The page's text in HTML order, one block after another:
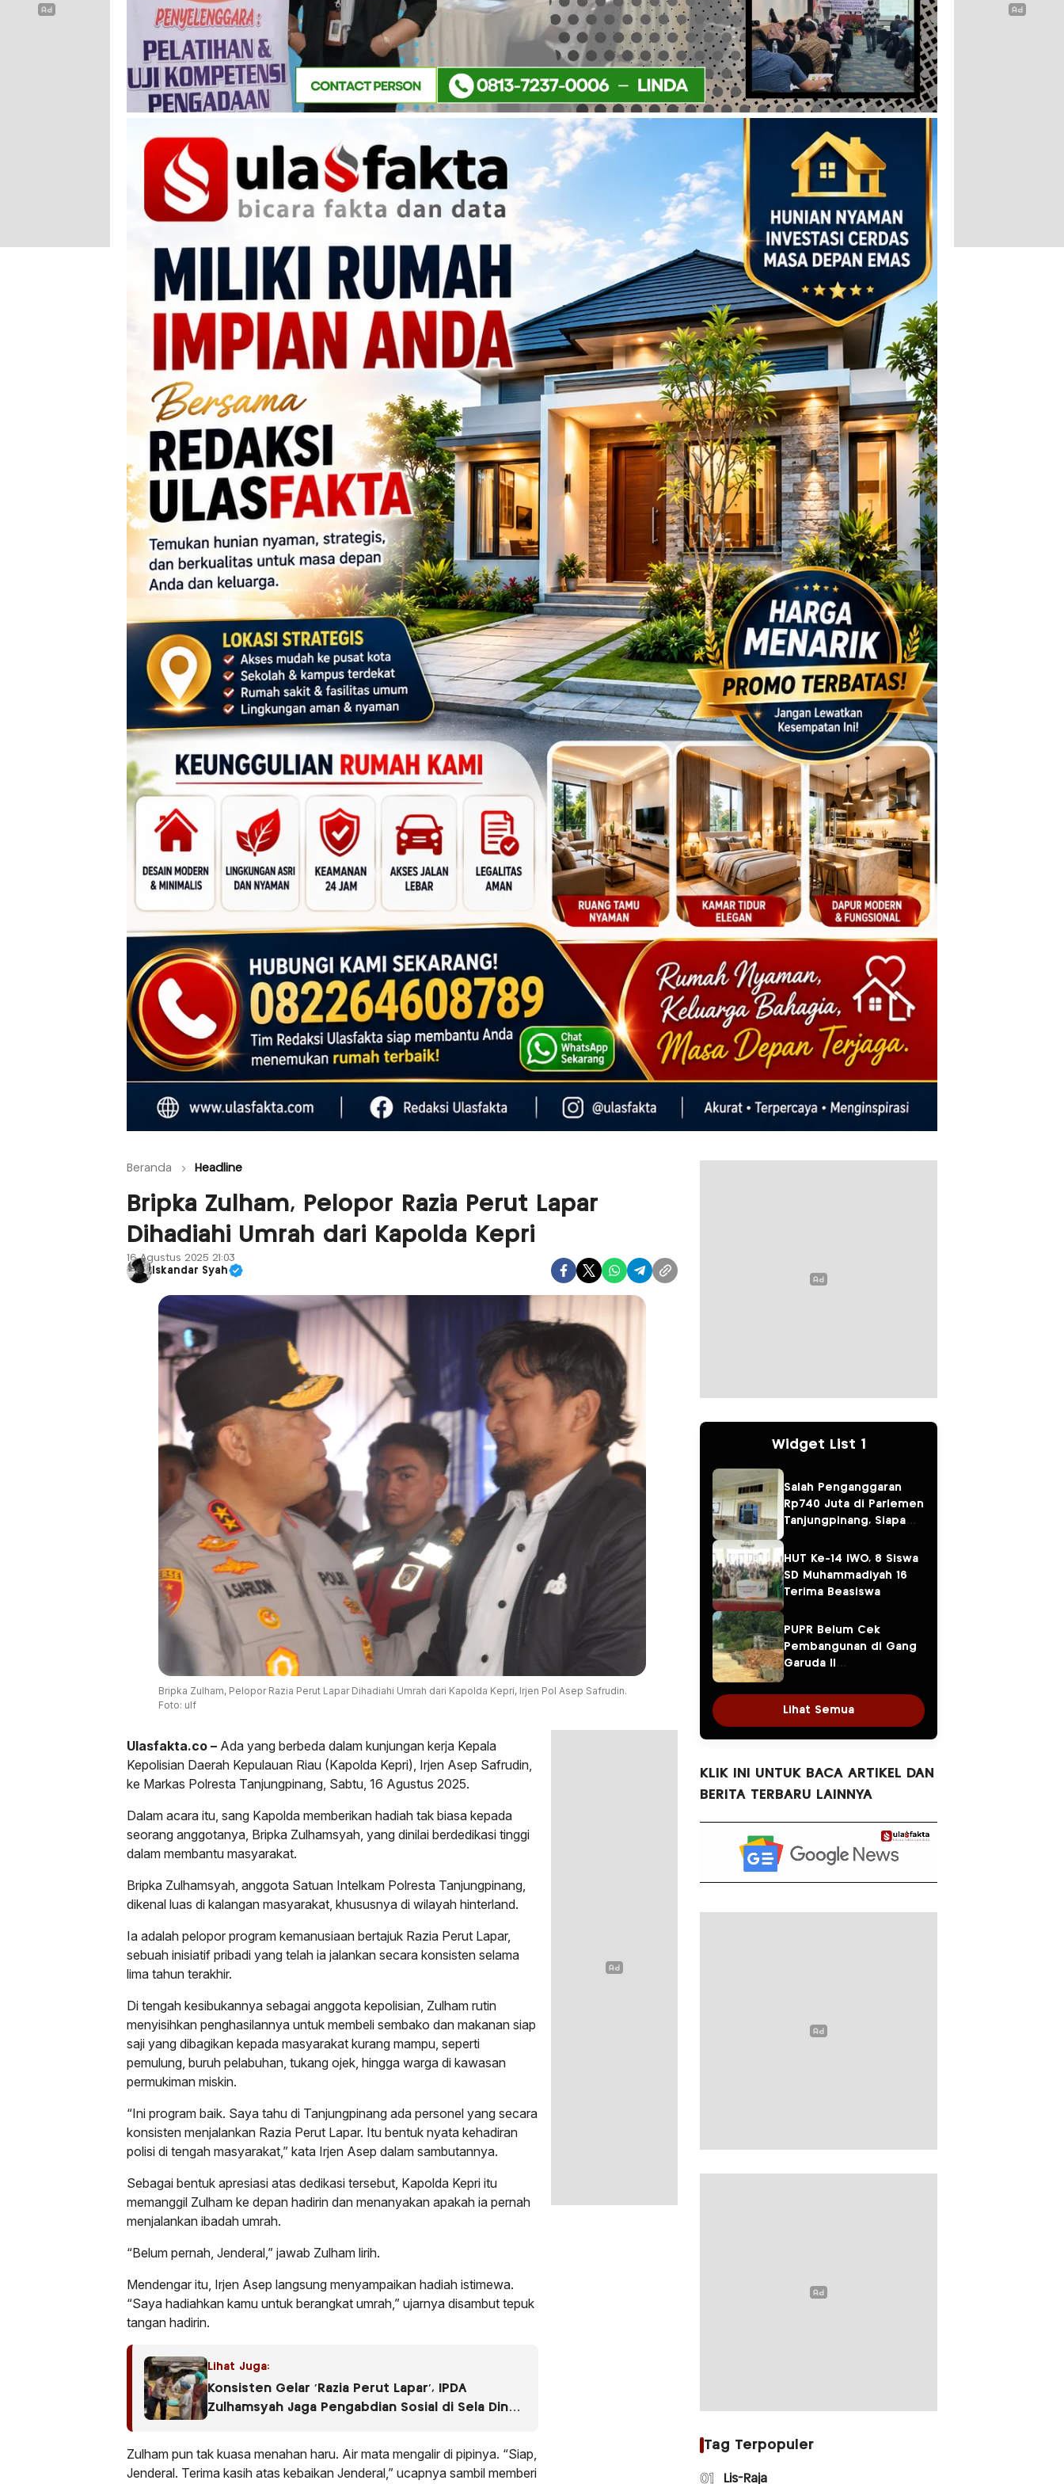
Beranda Headline
Bripka Zulham, Pelopor Razia Perut Lapar
Dihadiahi Umrah dari Kapolda Kepri
16 Agustus 2025 21:03
Iskandar Syah
Bripka Zulham, Pelopor Razia Perut Lapar Dihadiahi Umrah dari Kapolda Kepri, Irjen Pol Asep Safrudin.
Foto: ulf
Ulasfakta.co – Ada yang berbeda dalam kunjungan kerja Kepala
Kepolisian Daerah Kepulauan Riau (Kapolda Kepri), Irjen Asep Safrudin,
ke Markas Polresta Tanjungpinang, Sabtu, 16 Agustus 2025.
Dalam acara itu, sang Kapolda memberikan hadiah tak biasa kepada
seorang anggotanya, Bripka Zulhamsyah, yang dinilai berdedikasi tinggi
dalam membantu masyarakat.
Bripka Zulhamsyah, anggota Satuan Intelkam Polresta Tanjungpinang,
dikenal luas di kalangan masyarakat, khususnya di wilayah hinterland.
Ia adalah pelopor program kemanusiaan bertajuk Razia Perut Lapar,
sebuah inisiatif pribadi yang telah ia jalankan secara konsisten selama
lima tahun terakhir.
Di tengah kesibukannya sebagai anggota kepolisian, Zulham rutin
menyisihkan penghasilannya untuk membeli sembako dan makanan siap
saji yang dibagikan kepada masyarakat kurang mampu, seperti
pemulung, buruh pelabuhan, tukang ojek, hingga warga di kawasan
permukiman miskin.
“Ini program baik. Saya tahu di Tanjungpinang ada personel yang secara
konsisten menjalankan Razia Perut Lapar. Itu bentuk nyata kehadiran
polisi di tengah masyarakat,” kata Irjen Asep dalam sambutannya.
Sebagai bentuk apresiasi atas dedikasi tersebut, Kapolda Kepri itu
memanggil Zulham ke depan hadirin dan menanyakan apakah ia pernah
menjalankan ibadah umrah.
“Belum pernah, Jenderal,” jawab Zulham lirih.
Mendengar itu, Irjen Asep langsung menyampaikan hadiah istimewa.
“Saya hadiahkan kamu untuk berangkat umrah,” ujarnya disambut tepuk
tangan hadirin.
Lihat Juga:
Konsisten Gelar ‘Razia Perut Lapar’, IPDA
Zulhamsyah Jaga Pengabdian Sosial di Sela Dinas
Zulham pun tak kuasa menahan haru. Air mata mengalir di pipinya. “Siap,
Jenderal. Terima kasih atas kebaikan Jenderal,” ucapnya sambil memberi
Widget List 1
Salah Penganggaran
Rp740 Juta di Parlemen
Tanjungpinang, Siapa
Jawab? Ketua DPRD,
Banggar atau Sekretaris
DPRD?
HUT Ke-14 IWO, 8 Siswa
SD Muhammadiyah 16
Terima Beasiswa
PUPR Belum Cek
Pembangunan di Gang
Garuda II
DPMPTSP: Tak Ada
Pengajuan PBG
Lihat Semua
KLIK INI UNTUK BACA ARTIKEL DAN
BERITA TERBARU LAINNYA
Tag Terpopuler
01 Lis-Raja